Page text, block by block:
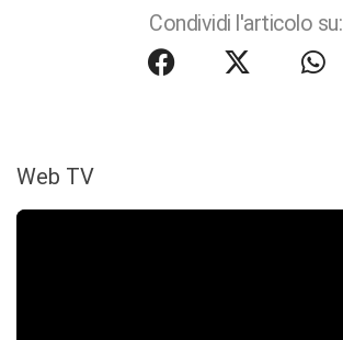
Condividi l'articolo su:
Web TV